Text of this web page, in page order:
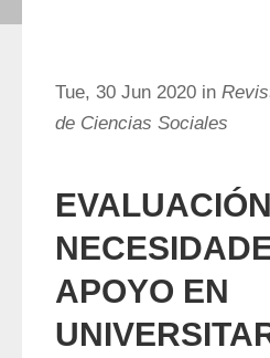
Tue, 30 Jun 2020 in
de Ciencias Sociales
APOYO EN